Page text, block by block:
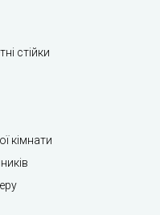
стійки
кімнати